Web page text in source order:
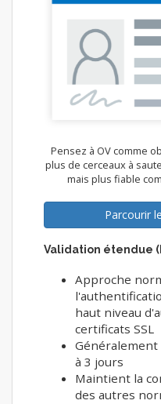
Pensez à OV comme
plus de cerceaux à
mais plus fiable
Parcourir
Validation étendue
Approche
haut niveau
certificats SSL
Généralement
à 3 jours
Maintient la
des autres